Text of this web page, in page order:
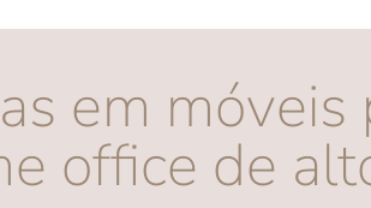
em móveis
office de